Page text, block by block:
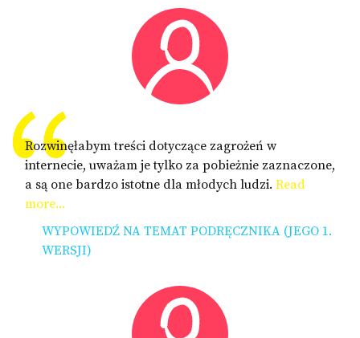
Rozwinęłabym treści dotyczące zagrożeń w
internecie, uważam je tylko za pobieżnie zaznaczone,
a są one bardzo istotne dla młodych ludzi. Read
more...
WYPOWIEDŹ NA TEMAT PODRĘCZNIKA (JEGO 1.
WERSJI)